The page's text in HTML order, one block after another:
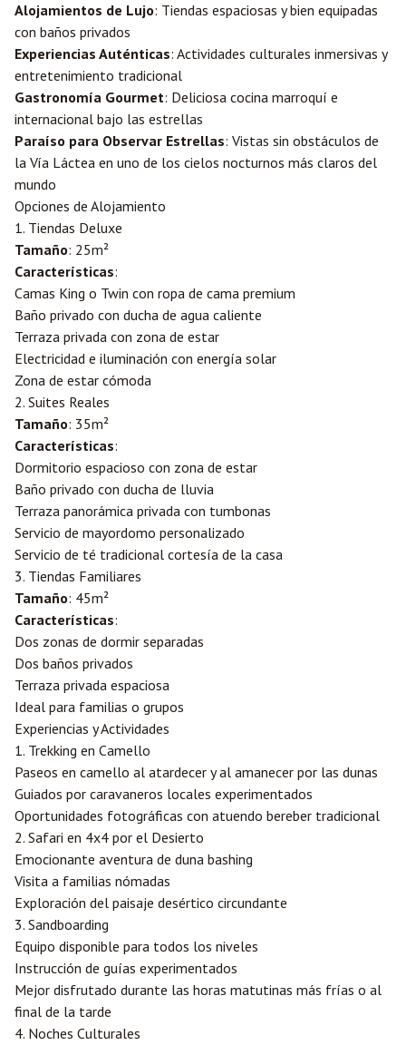
Alojamientos de Lujo: Tiendas espaciosas y bien equipadas
con baños privados
Experiencias Auténticas: Actividades culturales inmersivas y
entretenimiento tradicional
Gastronomía Gourmet: Deliciosa cocina marroquí e
internacional bajo las estrellas
Paraíso para Observar Estrellas: Vistas sin obstáculos de
la Vía Láctea en uno de los cielos nocturnos más claros del
mundo
Opciones de Alojamiento
1. Tiendas Deluxe
Tamaño: 25m²
Características:
Camas King o Twin con ropa de cama premium
Baño privado con ducha de agua caliente
Terraza privada con zona de estar
Electricidad e iluminación con energía solar
Zona de estar cómoda
2. Suites Reales
Tamaño: 35m²
Características:
Dormitorio espacioso con zona de estar
Baño privado con ducha de lluvia
Terraza panorámica privada con tumbonas
Servicio de mayordomo personalizado
Servicio de té tradicional cortesía de la casa
3. Tiendas Familiares
Tamaño: 45m²
Características:
Dos zonas de dormir separadas
Dos baños privados
Terraza privada espaciosa
Ideal para familias o grupos
Experiencias y Actividades
1. Trekking en Camello
Paseos en camello al atardecer y al amanecer por las dunas
Guiados por caravaneros locales experimentados
Oportunidades fotográficas con atuendo bereber tradicional
2. Safari en 4x4 por el Desierto
Emocionante aventura de duna bashing
Visita a familias nómadas
Exploración del paisaje desértico circundante
3. Sandboarding
Equipo disponible para todos los niveles
Instrucción de guías experimentados
Mejor disfrutado durante las horas matutinas más frías o al
final de la tarde
4. Noches Culturales